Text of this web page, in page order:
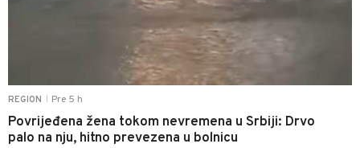
REGION Pre 5 h
Povrijeđena žena tokom nevremena u Srbiji: Drvo
palo na nju, hitno prevezena u bolnicu